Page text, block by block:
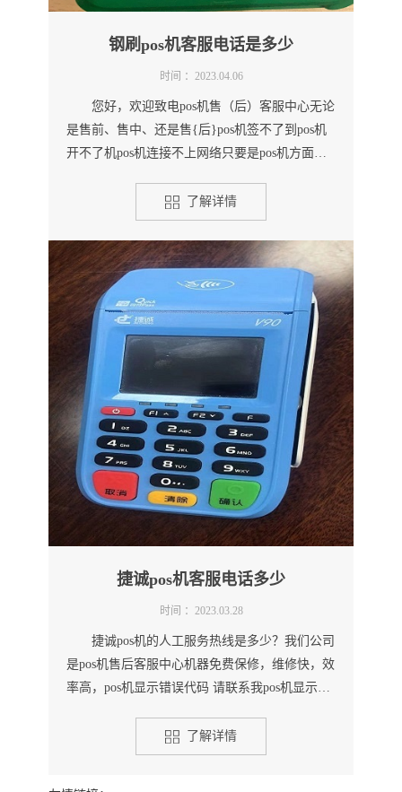
钢刷pos机客服电话是多少
时间 ：2023.04.06
您好，欢迎致电pos机售（后）客服中心无论
是售前、售中、还是售{后}pos机签不了到pos机
开不了机pos机连接不上网络只要是pos机方面的
了解详情
捷诚pos机客服电话多少
时间 ：2023.03.28
捷诚pos机的人工服务热线是多少？我们公司
是pos机售后客服中心机器免费保修，维修快，效
率高，pos机显示错误代码 请联系我pos机显示签
了解详情